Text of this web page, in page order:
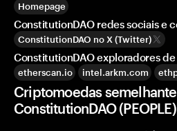
Homepage
ConstitutionDAO redes sociais e
ConstitutionDAO no X (Twitter)
ConstitutionDAO exploradores
etherscan.io intel.arkm.com
Criptomoedas
ConstitutionDAO (PEOPLE)